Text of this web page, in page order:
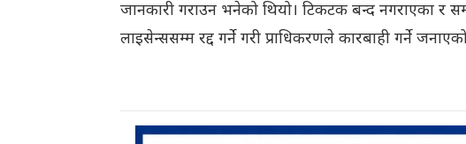
जानकारी गराउन भनेको थियो। टिकटक बन्द नगराएका र
लाइसेन्ससम्म रद्द गर्ने गरी प्राधिकरणले कारबाही गर्ने